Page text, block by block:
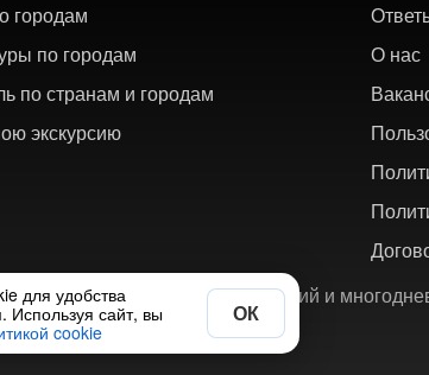
городам
по городам
по странам и городам
экскурсию
О нас
— агрегатор экскурсий и
для удобства
Используя сайт, вы
cookie
ОК